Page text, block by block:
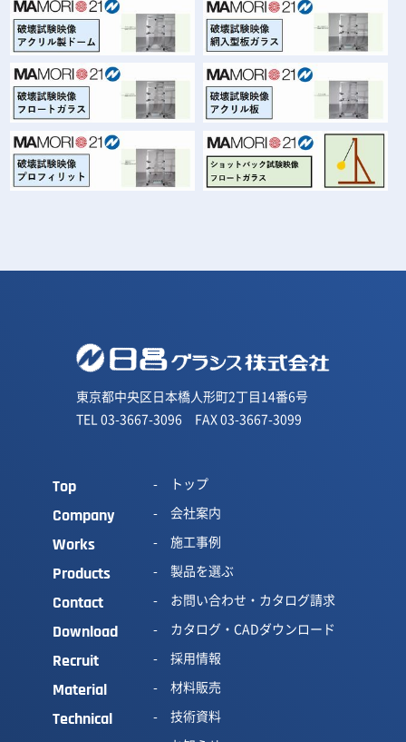
東京都中央区日本橋人形町2丁目14番6号
TEL 03-3667-3096 FAX 03-3667-3099
Top トップ
Company 会社案内
Works 施工事例
Products 製品を選ぶ
Contact お問い合わせ・カタログ請求
Download カタログ・CADダウンロード
Recruit 採用情報
Material 材料販売
Technical 技術資料